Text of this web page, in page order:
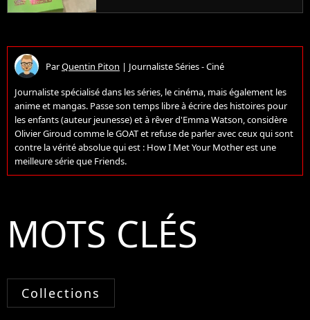
ParQuentin Piton | Journaliste Séries - Ciné
Journaliste spécialisé dans les séries, le cinéma, mais également les
anime et mangas. Passe son temps libre à écrire des histoires pour
les enfants (auteur jeunesse) et à rêver d'Emma Watson, considère
Olivier Giroud comme le GOAT et refuse de parler avec ceux qui sont
contre la vérité absolue qui est : How I Met Your Mother est une
meilleure série que Friends.
MOTS CLÉS
Collections